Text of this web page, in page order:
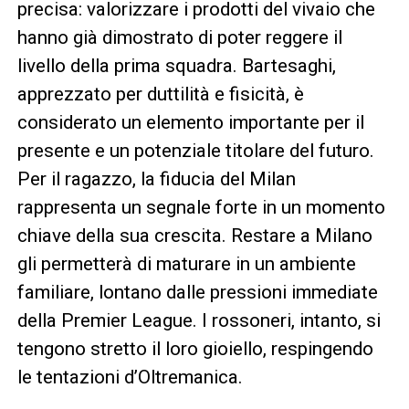
precisa: valorizzare i prodotti del vivaio che
hanno già dimostrato di poter reggere il
livello della prima squadra. Bartesaghi,
apprezzato per duttilità e fisicità, è
considerato un elemento importante per il
presente e un potenziale titolare del futuro.
Per il ragazzo, la fiducia del Milan
rappresenta un segnale forte in un momento
chiave della sua crescita. Restare a Milano
gli permetterà di maturare in un ambiente
familiare, lontano dalle pressioni immediate
della Premier League. I rossoneri, intanto, si
tengono stretto il loro gioiello, respingendo
le tentazioni d’Oltremanica.